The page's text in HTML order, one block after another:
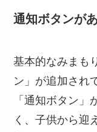
通知ボタンが
基本的なみまも
ン」が追加され
「通知ボタン
く、子供から迎